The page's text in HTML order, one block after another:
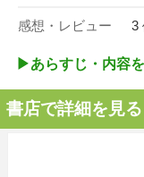
感想・レビュー 3
▶︎あらすじ・内容
書店で詳細を見る